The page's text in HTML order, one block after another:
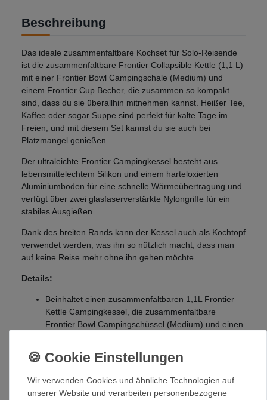
Beschreibung
Das ideale zusammenfaltbare Kochset für Solo-Reisende
ist die zusammenfaltbare Frontier Collapsible Kettle (1,1 L)
mit einer Frontier Bowl Campingschale (Medium) und
einem Frontier Cup Becher, die zusammen so kompakt
sind, dass du sie überallhin mitnehmen kannst. Heißer Tee,
Kaffee oder sogar Suppe sind perfekt für kalte Tage im
Freien, und mit diesem Set kannst du sie auch bei
Platzmangel genießen.
Der ultraleichte Frontier Campingkessel besteht aus
lebensmittelechtem Silikon und einem harteloxierten
Aluminiumboden für eine schnelle Wärmeübertragung und
verfügt über zwei glasfaserverstärkte Nylongriffe für ein
stabiles Ausgießen.
Dank des breiten Rands kann der Kessel auch als Kochtopf
verwendet werden, was ihn so nützlich macht, dass man
auf keine Reise mehr ohne ihn gehen möchte.
Details:
Beinhaltet einen zusammenfaltbaren 1,1L Frontier
Kettle Campingkessel, die zusammenfaltbare
Frontier Bowl Campingschüssel (Medium) und einen
Frontier Kettle Kochset ideal für Abenteuer mit
Der breite Rand macht die Kettle auch zu einem
Wir verwenden Cookies und ähnliche Technologien auf
unserer Website und verarbeiten personenbezogene